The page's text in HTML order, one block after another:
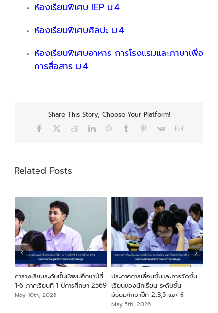
ห้องเรียนพิเศษ IEP ม.4
ห้องเรียนพิเศษศิลปะ ม.4
ห้องเรียนพิเศษอาหาร การโรงแรมและภาษาเพื่อ
การสื่อสาร ม.4
Share This Story, Choose Your Platform!
Facebook RedditLinkedInWhatsApp
Tumblr Pinterest
Vk Email
Related Posts
ตารางเรียนระดับชั้นมัธยมศึกษาปีที่
1-6 ภาคเรียนที่ 1 ปีการศึกษา 2569
May 10th, 2026
ประกาศการเลื่อนชั้นและการจัดชั้น
เรียนของนักเรียน ระดับชั้น
มัธยมศึกษาปีที่ 2,3,5 และ 6
May 5th, 2026